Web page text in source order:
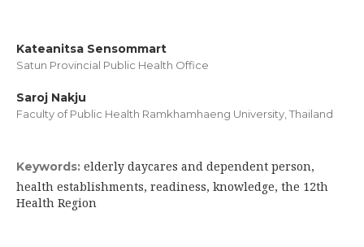
Kateanitsa Sensommart
Satun Provincial Public Health Office
Saroj Nakju
Faculty of Public Health Ramkhamhaeng University, Thailand
Keywords: elderly daycares and dependent person,
health establishments, readiness, knowledge, the 12th
Health Region